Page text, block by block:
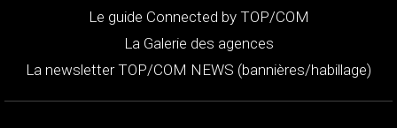
Le guide Connected by TOP/COM
La Galerie des agences
La newsletter TOP/COM NEWS (bannières/habillage)